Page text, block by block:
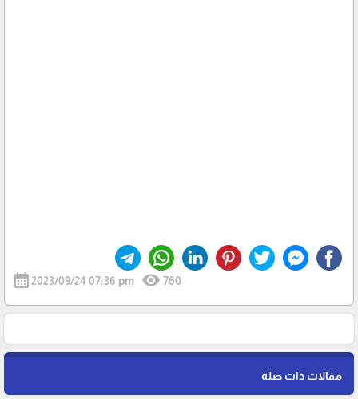
calendar_month2023/09/24 07:36 pm visibility 760
مقالات ذات صلة